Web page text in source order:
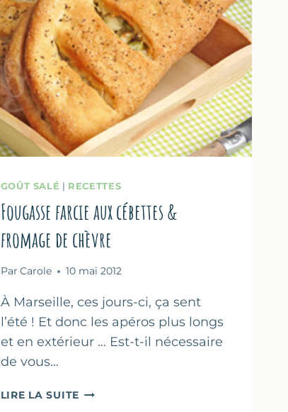
FOUR
GOÛT SALÉ | RECETTES
Fougasse farcie aux cébettes &
fromage de chèvre
Par Carole 10 mai 2012
À Marseille, ces jours-ci, ça sent
l’été ! Et donc les apéros plus longs
et en extérieur … Est-t-il nécessaire
de vous…
LIRE LA SUITE FOUGASSE